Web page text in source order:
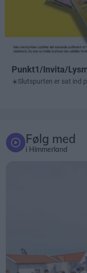
Følg med
i Himmerland